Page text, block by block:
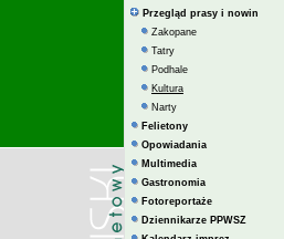
Przegląd prasy i nowin
Zakopane
Tatry
Podhale
Kultura
Narty
Felietony
Opowiadania
Multimedia
Gastronomia
Fotoreportaże
Dziennikarze PPWSZ